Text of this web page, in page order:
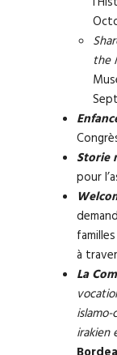
the
Storie
pour
à
La
irakien